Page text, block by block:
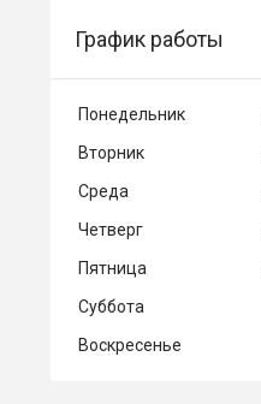
График работы
Понедельник
Вторник
Среда
Четверг
Пятница
Суббота
Воскресенье